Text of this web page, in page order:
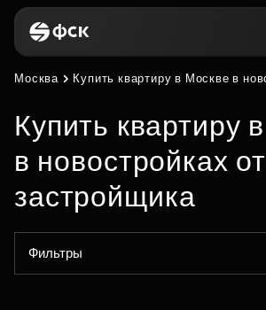
Москва Купить квартиру в Москве в
Купить квартиру
в новостройках от
застройщика
Фильтры